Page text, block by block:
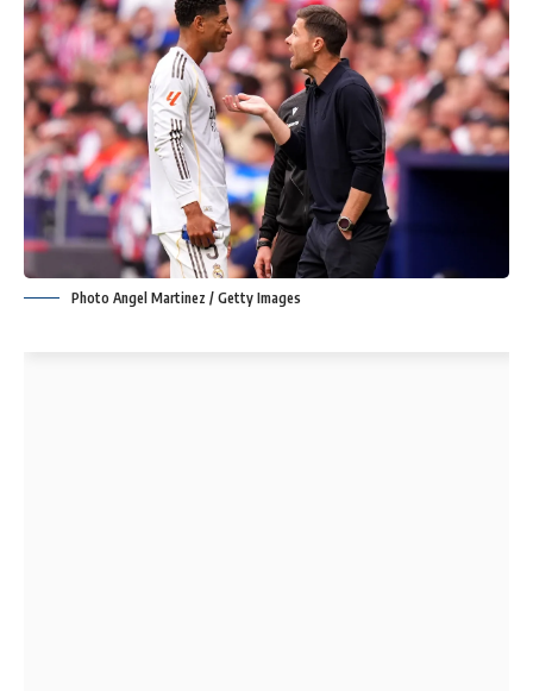
Photo Angel Martinez / Getty Images